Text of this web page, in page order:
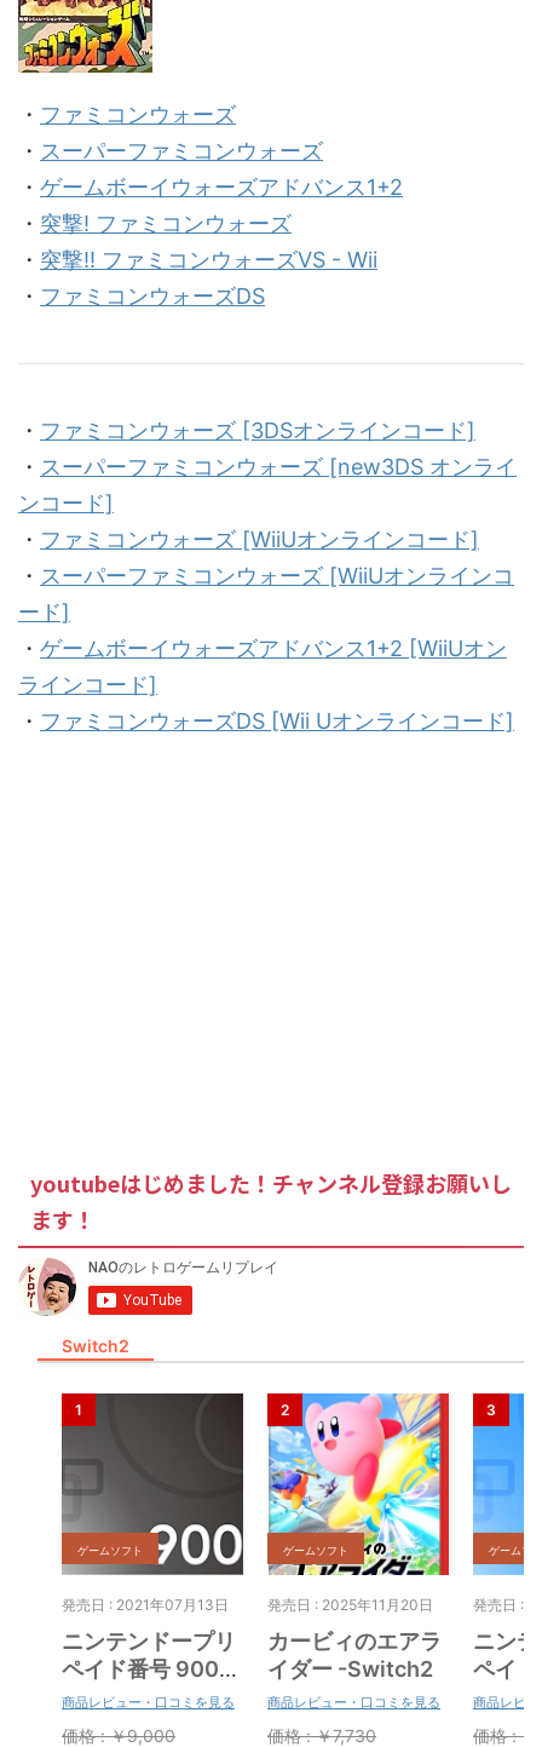
・ ファミコンウォーズ
・ スーパーファミコンウォーズ
・ ゲームボーイウォーズアドバンス1+2
・ 突撃! ファミコンウォーズ
・ 突撃!! ファミコンウォーズVS - Wii
・ ファミコンウォーズDS
・ ファミコンウォーズ [3DSオンラインコード]
・ スーパーファミコンウォーズ [new3DS オンライ
ンコード]
・ ファミコンウォーズ [WiiUオンラインコード]
・ スーパーファミコンウォーズ [WiiUオンラインコ
ード]
・ ゲームボーイウォーズアドバンス1+2 [WiiUオン
ラインコード]
・ ファミコンウォーズDS [Wii Uオンラインコード]
youtubeはじめました！チャンネル登録お願いし
ます！
Switch2
ゲームソフト
発売日 : 2021年07月13日
ニンテンドープリ
ペイド番号 9000
円|オンラインコー
ド版
商品レビュー・口コミを見る
価格 : ￥9,000
ゲームソフト
発売日 : 2025年11月20日
カービィのエアラ
イダー -Switch2
商品レビュー・口コミを見る
価格 : ￥7,730
ゲームソ
発売日 :
ニン
ペイ
円|オ
ド版
商品レビ
価格 :